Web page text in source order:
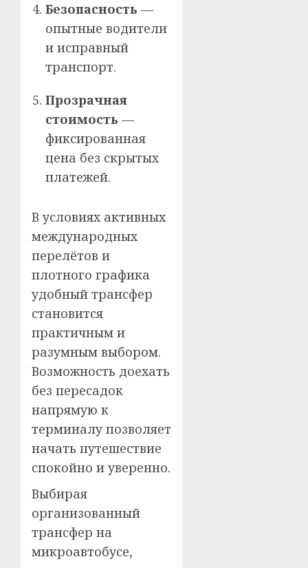
Безопасность —
опытные водители
и исправный
транспорт.
Прозрачная
стоимость —
фиксированная
цена без скрытых
платежей.
В условиях активных
международных
перелётов и
плотного графика
удобный трансфер
становится
практичным и
разумным выбором.
Возможность доехать
без пересадок
напрямую к
терминалу позволяет
начать путешествие
спокойно и уверенно.
Выбирая
организованный
трансфер на
микроавтобусе,